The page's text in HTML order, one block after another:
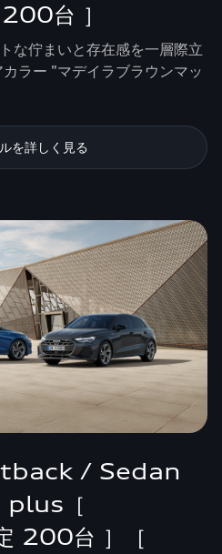
台 ］
な佇まいと存在感を一層際立
ラー "マデイラブラウンマッ
を詳しく見る
/ Sedan
［
200台 ］［